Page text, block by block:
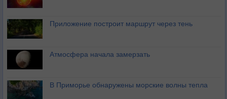
Приложение построит маршрут через тень
Атмосфера начала замерзать
В Приморье обнаружены морские волны тепла